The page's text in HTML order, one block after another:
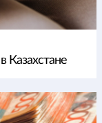
Казахстане